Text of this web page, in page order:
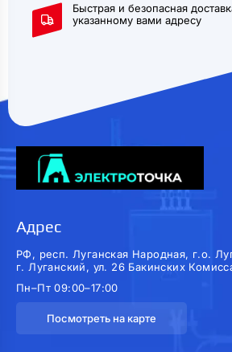
Быстрая и безопасная
указанному вами адресу
Адрес
РФ, респ. Луганская Народная, г.о.
г. Луганский, ул. 26 Бакинских
Пн–Пт 09:00–17:00
Посмотреть на карте